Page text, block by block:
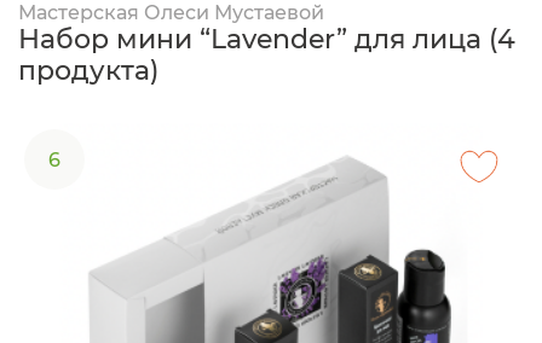
Мастерская Олеси Мустаевой
Набор мини “Lavender” для лица (4
продукта)
6